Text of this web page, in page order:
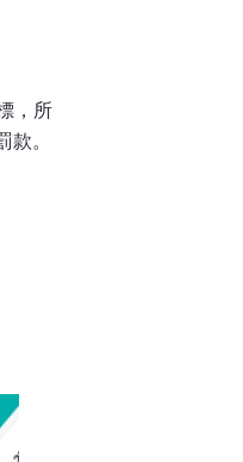
，所
。